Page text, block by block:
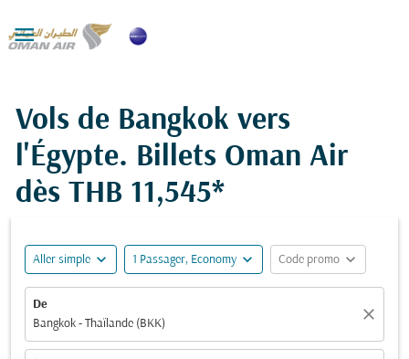

Vols de Bangkok vers
l'Égypte. Billets Oman Air
dès THB 11,545*
Aller simple expand_more 1 Passager, Economy expand_more Code promo expand_more
De
Bangkok - Thaïlande (BKK)
close